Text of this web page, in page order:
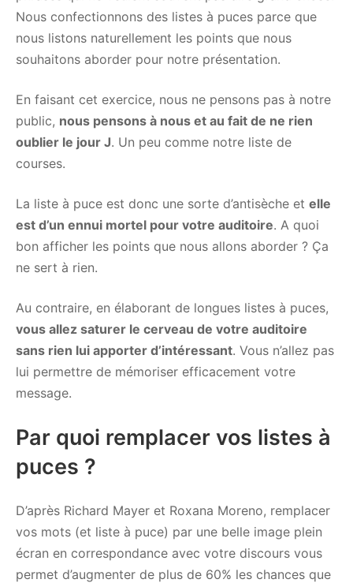
Nous confectionnons des listes à puces parce que
nous listons naturellement les points que nous
souhaitons aborder pour notre présentation.
En faisant cet exercice, nous ne pensons pas à notre
public, nous pensons à nous et au fait de ne rien
oublier le jour J. Un peu comme notre liste de
courses.
La liste à puce est donc une sorte d’antisèche et elle
est d’un ennui mortel pour votre auditoire. A quoi
bon afficher les points que nous allons aborder ? Ça
ne sert à rien.
Au contraire, en élaborant de longues listes à puces,
vous allez saturer le cerveau de votre auditoire
sans rien lui apporter d’intéressant. Vous n’allez pas
lui permettre de mémoriser efficacement votre
message.
Par quoi remplacer vos listes à
puces ?
D’après Richard Mayer et Roxana Moreno, remplacer
vos mots (et liste à puce) par une belle image plein
écran en correspondance avec votre discours vous
permet d’augmenter de plus de 60% les chances que